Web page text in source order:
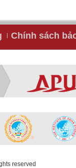
Chính sách
reserved